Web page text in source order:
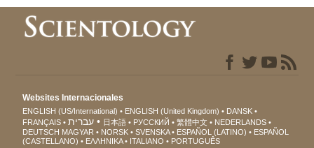
Websites Internacionales
ENGLISH (US/International) ENGLISH (United Kingdom)
DANSK
FRANÇAIS
עברית 日本語 РУССКИЙ 繁體中文
NEDERLANDS
DEUTSCH MAGYAR NORSK SVENSKA ESPAÑOL (LATINO)
ESPAÑOL
(CASTELLANO)
ΕΛΛΗΝΙΚA ITALIANO PORTUGUÊS